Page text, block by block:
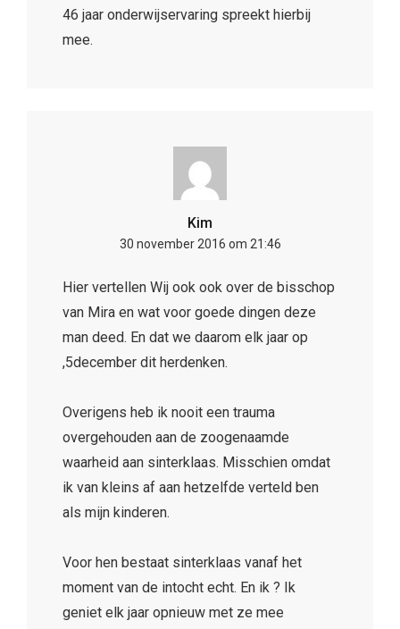
46 jaar onderwijservaring spreekt hierbij
mee.
Kim
30 november 2016 om 21:46
Hier vertellen Wij ook ook over de bisschop
van Mira en wat voor goede dingen deze
man deed. En dat we daarom elk jaar op
,5december dit herdenken.
Overigens heb ik nooit een trauma
overgehouden aan de zoogenaamde
waarheid aan sinterklaas. Misschien omdat
ik van kleins af aan hetzelfde verteld ben
als mijn kinderen.
Voor hen bestaat sinterklaas vanaf het
moment van de intocht echt. En ik ? Ik
geniet elk jaar opnieuw met ze mee